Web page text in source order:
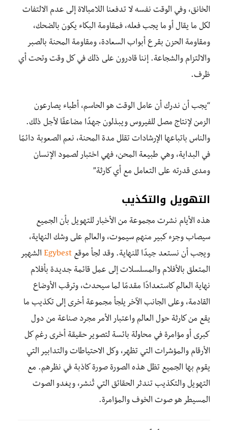
الخانق، وفي الوقت نفسه لا تدفعنا اللامبالاة إلى عدم الالتفات
لكل ما يقال أو ما يجب فعله، فمقاومة البكاء يكون بالضحك،
ومقاومة الحزن بقرع أبواب السعادة، ومقاومة المحنة بالصبر
والالتزام والشجاعة. إننا قادرون على ذلك في كل وقت وتحت أي
ظرف.
“يجب أن ندرك أن عامل الوقت هو الحاسم، أطباء يصارعون
الزمن لإنتاج مصل للفيروس ويبذلون جهدًا مضاعفًا لأجل ذلك.
والناس باتباعها الإرشادات تقلل مدة المحنة، نعم الصعوبة دائمًا
في البداية، وهي طبيعة المحن، فهي اختبار لصمود الإنسان
ومدى قدرته على التعامل مع أي كارثة”
التهويل والتكذيب
هذه الأيام نشرت مجموعة من الأخبار للتهويل بأن الجميع
سيصاب وجزء كبير منهم سيموت، والعالم على وشك النهاية،
ويجب أن نستعد جيدًا للنهاية. وقد لجأ موقع Egybest الشهير
المتعلق بالأفلام والمسلسلات إلى عمل قائمة جديدة بأفلام
نهاية العالم كاستعدادًا مقدمًا لما سيحدث، وترقب الأوضاع
القادمة، وعلى الجانب الآخر يلجأ مجموعة أخرى إلى تكذيب ما
يقع من كارثة حول العالم واعتبار الأمر مجرد صناعة من دول
كبرى أو مؤامرة في محاولة بائسة لتصوير حقيقة أخرى رغم كل
الأرقام والمؤشرات التي تظهر، وكل الاحتياطات والتدابير التي
يقوم بها الجميع تظل هذه الصورة صورة كاذبة في نظرهم. مع
التهويل والتكذيب تندثر الحقائق التي تُنشر، ويغدو الصوت
المسيطر هو صوت الخوف والمؤامرة.